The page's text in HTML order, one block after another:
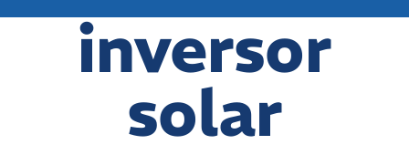
inversor
solar